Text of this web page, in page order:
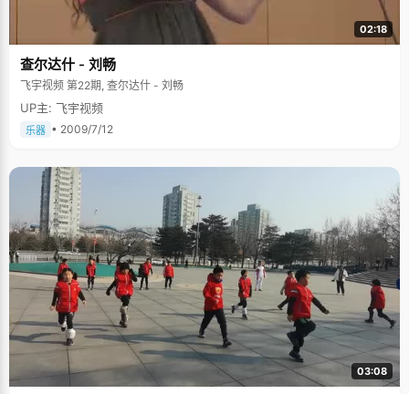
02:18
查尔达什 - 刘畅
飞宇视频 第22期, 查尔达什 - 刘畅
UP主: 飞宇视频
乐器 • 2009/7/12
03:08